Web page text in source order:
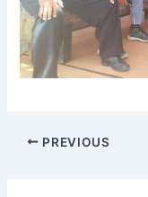
PREVIOUS